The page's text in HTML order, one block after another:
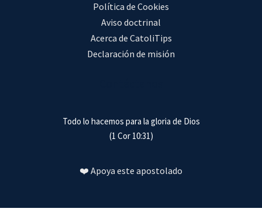
Política de Cookies
Aviso doctrinal
Acerca de CatoliTips
Declaración de misión
Todo lo hacemos para la gloria de Dios
(1 Cor 10:31)
❤️ Apoya este apostolado